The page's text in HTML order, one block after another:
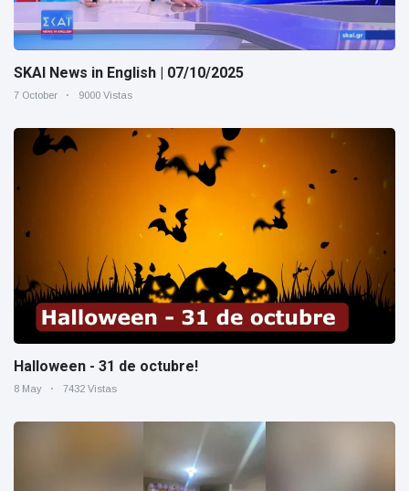
SKAI News in English | 07/10/2025
7 October 9000 Vistas
Halloween - 31 de octubre!
8 May 7432 Vistas